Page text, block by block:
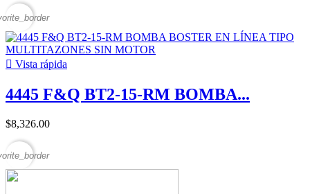
 Vista rápida
4445 F&Q BT2-15-RM BOMBA...
$8,326.00